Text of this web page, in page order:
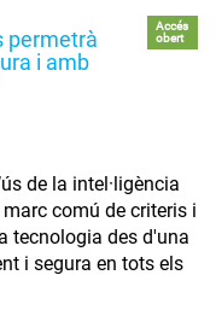
permetrà
i amb
Accés
obert
de la intel·ligència
comú de criteris i
tecnologia des d'una
i segura en tots els